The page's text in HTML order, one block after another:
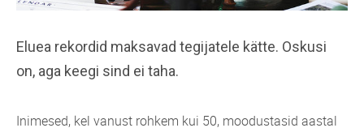
Eluea rekordid maksavad tegijatele kätte. Oskusi
on, aga keegi sind ei taha.
Inimesed, kel vanust rohkem kui 50, moodustasid aastal